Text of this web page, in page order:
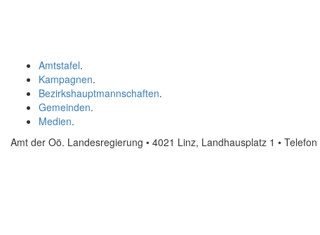
Amtstafel.
Kampagnen.
Bezirkshauptmannschaften.
Gemeinden.
Medien.
Amt der Oö. Landesregierung • 4021 Linz, Landhausplatz 1 • Telefon